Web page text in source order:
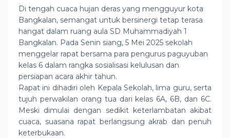
Di tengah cuaca hujan deras yang mengguyur kota
Bangkalan, semangat untuk bersinergi tetap terasa
hangat dalam ruang aula SD Muhammadiyah 1
Bangkalan. Pada Senin siang, 5 Mei 2025 sekolah
menggelar rapat bersama para pengurus paguyuban
kelas 6 dalam rangka sosialisasi kelulusan dan
persiapan acara akhir tahun.
Rapat ini dihadiri oleh Kepala Sekolah, lima guru, serta
tujuh perwakilan orang tua dari kelas 6A, 6B, dan 6C.
Meski dimulai dengan sedikit keterlambatan akibat
cuaca, suasana rapat berlangsung akrab dan penuh
keterbukaan.